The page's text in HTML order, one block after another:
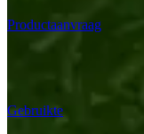
Productaanvraag
Gebruikte